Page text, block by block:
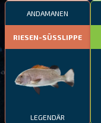
ANDAMANEN
RIESEN-SÜSSLIPPE
LEGENDÄR